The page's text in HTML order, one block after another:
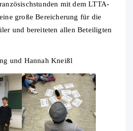
mit dem LTTA-
große Bereicherung für die
und bereiteten allen Beteiligten
und Hannah Kneißl